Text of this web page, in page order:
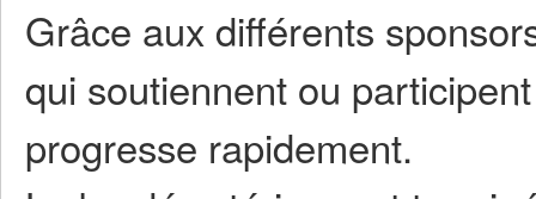
Grâce aux différents
qui soutiennent ou
progresse rapidement.